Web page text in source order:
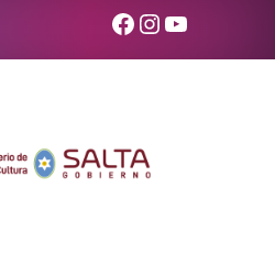
Facebook
Instagram
YouTube